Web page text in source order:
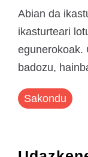
Abian da
ikasturteari
egunerokoak.
badozu,
Sakondu